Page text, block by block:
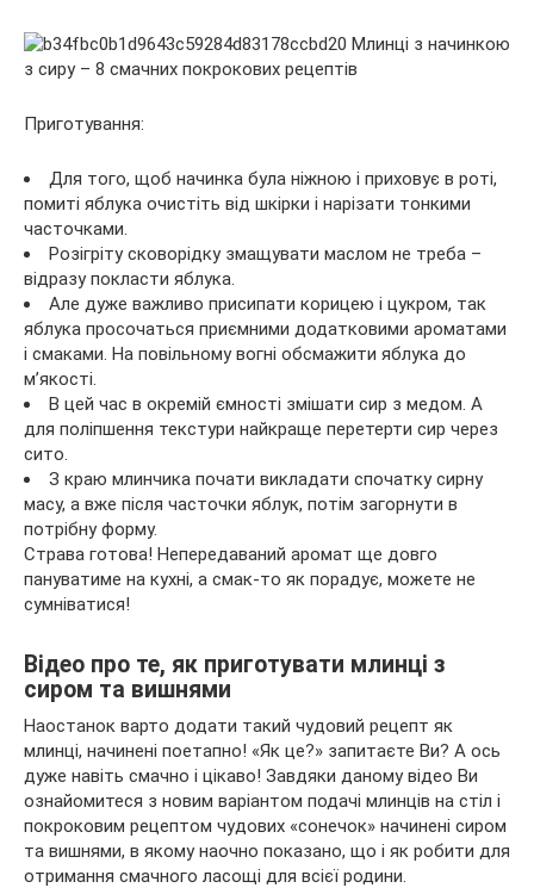
Приготування:
Для того, щоб начинка була ніжною і приховує в роті,
помиті яблука очистіть від шкірки і нарізати тонкими
часточками.
Розігріту сковорідку змащувати маслом не треба –
відразу покласти яблука.
Але дуже важливо присипати корицею і цукром, так
яблука просочаться приємними додатковими ароматами
і смаками. На повільному вогні обсмажити яблука до
м’якості.
В цей час в окремій ємності змішати сир з медом. А
для поліпшення текстури найкраще перетерти сир через
сито.
З краю млинчика почати викладати спочатку сирну
масу, а вже після часточки яблук, потім загорнути в
потрібну форму.
Страва готова! Непередаваний аромат ще довго
пануватиме на кухні, а смак-то як порадує, можете не
сумніватися!
Відео про те, як приготувати млинці з
сиром та вишнями
Наостанок варто додати такий чудовий рецепт як
млинці, начинені поетапно! «Як це?» запитаєте Ви? А ось
дуже навіть смачно і цікаво! Завдяки даному відео Ви
ознайомитеся з новим варіантом подачі млинців на стіл і
покроковим рецептом чудових «сонечок» начинені сиром
та вишнями, в якому наочно показано, що і як робити для
отримання смачного ласощі для всієї родини.